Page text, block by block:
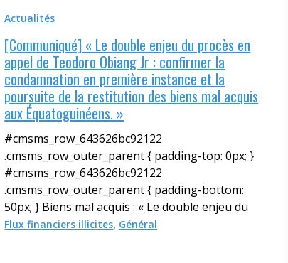
Actualités
[Communiqué] « Le double enjeu du procès en
appel de Teodoro Obiang Jr : confirmer la
condamnation en première instance et la
poursuite de la restitution des biens mal acquis
aux Équatoguinéens. »
#cmsms_row_643626bc92122
.cmsms_row_outer_parent { padding-top: 0px; }
#cmsms_row_643626bc92122
.cmsms_row_outer_parent { padding-bottom:
50px; } Biens mal acquis : « Le double enjeu du
Flux financiers illicites, Général